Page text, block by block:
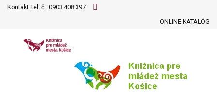
Kontakt: tel. č.: 0903 408 397
ONLINE KATALÓG